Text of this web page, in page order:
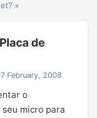
»
de
February, 2008
o
micro para